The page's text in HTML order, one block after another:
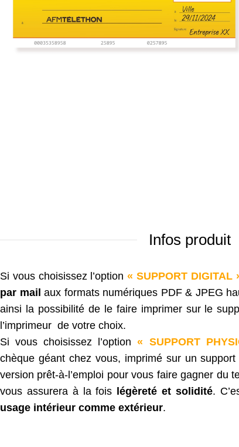
Infos produit
Si vous choisissez l’option« SUPPORT DIGITAL
par mail aux formats numériques PDF & JPEG
ainsi la possibilité de le faire imprimer sur le
l’imprimeur de votre choix.
Si vous choisissez l’option« SUPPORT
chèque géant chez vous, imprimé sur un
version prêt-à-l’emploi pour vous faire gagner du
vous assurera à la fois
légèreté et solidité.
usage intérieur comme extérieur.